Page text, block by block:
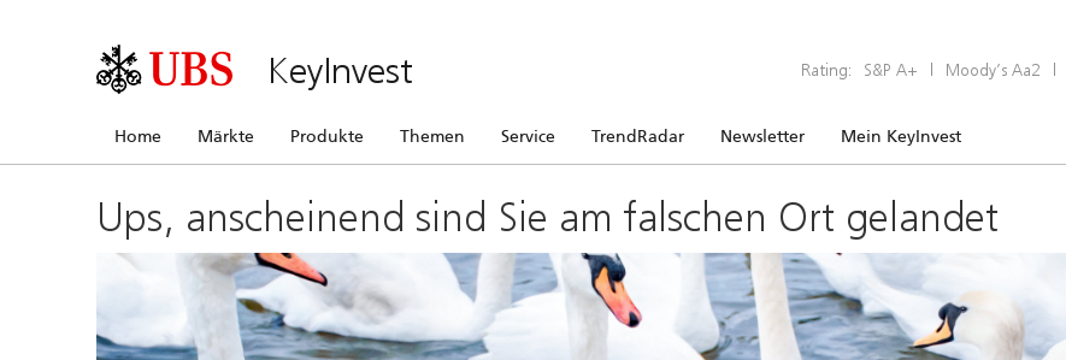
KeyInvest Rating: S&P A+ | Moody’s Aa2 |
Home Märkte Produkte Themen Service TrendRadar Newsletter Mein KeyInvest
Ups, anscheinend sind Sie am falschen Ort gelandet